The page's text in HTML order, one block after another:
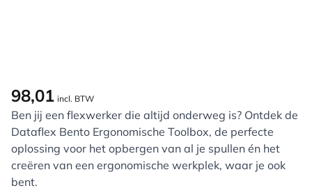
98,01 incl. BTW
Ben jij een flexwerker die altijd onderweg is? Ontdek de
Dataflex Bento Ergonomische Toolbox, de perfecte
oplossing voor het opbergen van al je spullen én het
creëren van een ergonomische werkplek, waar je ook
bent.